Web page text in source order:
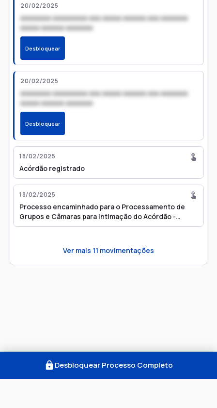
20/02/2025
xxxxxxxx xxxxxxxxx xxx xxxxx xxxxxx xxx xxxxxxx
xxxxx xxxxxx xxxxxxx
Desbloquear
20/02/2025
xxxxxxxx xxxxxxxxx xxx xxxxx xxxxxx xxx xxxxxxx
xxxxx xxxxxx xxxxxxx
Desbloquear
18/02/2025
Acórdão registrado
18/02/2025
Processo encaminhado para o Processamento de
Grupos e Câmaras para Intimação do Acórdão -
Julgamento Virtual
Ver mais 11 movimentações
Desbloquear Processo Completo